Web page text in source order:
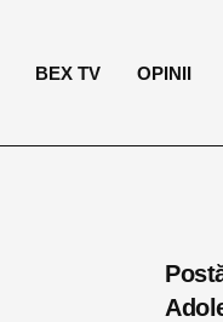
BEX TV OPINII